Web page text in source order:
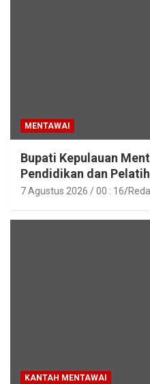
MENTAWAI
Bupati Kepulauan
Pendidikan dan
Tahun 2026
7 Agustus 2026 / 00 : 16
KANTAH MENTAWAI